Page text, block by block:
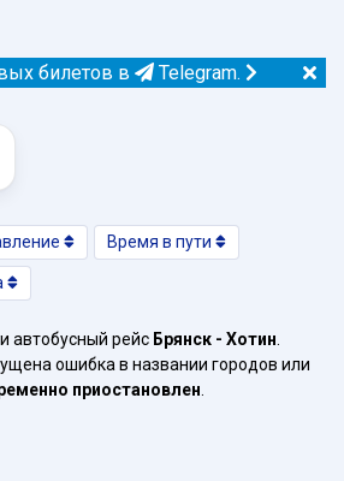
билетов в Telegram.
Время в пути
автобусный рейс Брянск - Хотин
ошибка в названии городов или
приостановлен